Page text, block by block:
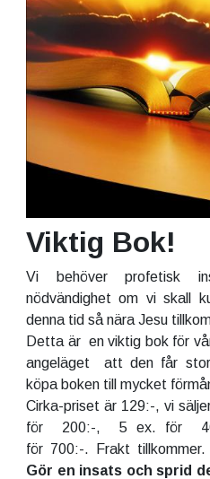
Viktig Bok!
Vi behöver profetisk
nödvändighet om vi skall
denna tid så nära Jesu
Detta är en viktig bok för
angeläget att den får
köpa boken till mycket
Cirka-priset är 129:-, vi
för 200:-, 5 ex. för
för 700:-. Frakt tillkommer.
Gör en insats och sprid